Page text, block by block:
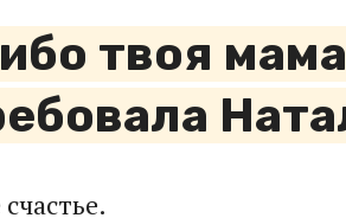
твоя